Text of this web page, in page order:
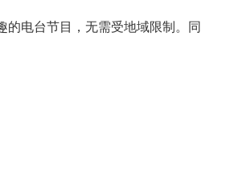
电台节目，无需受地域限制。同